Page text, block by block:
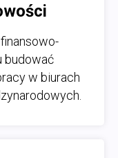
budować
w biurach